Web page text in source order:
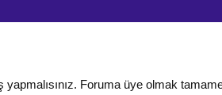
Foruma üye olmak